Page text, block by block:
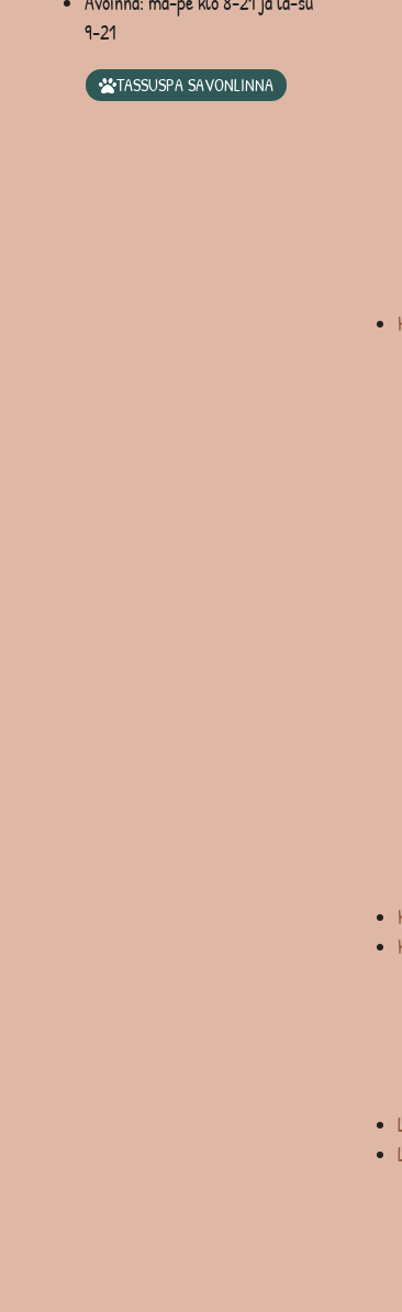
9-21
TASSUSPA SAVONLINNA